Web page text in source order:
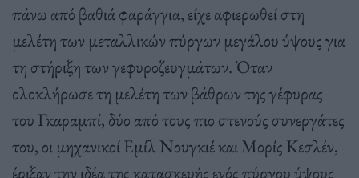
πάνω από βαθιά φαράγγια, είχε αφιερωθεί στη
μελέτη των μεταλλικών πύργων μεγάλου ύψους για
τη στήριξη των γεφυροζευγμάτων. Όταν
ολοκλήρωσε τη μελέτη των βάθρων της γέφυρας
του Γκαραμπί, δύο από τους πιο στενούς συνεργάτες
του, οι μηχανικοί Εμίλ Νουγκιέ και Μορίς Κεσλέν,
έριξαν την ιδέα της κατασκευής ενός πύργου ύψους